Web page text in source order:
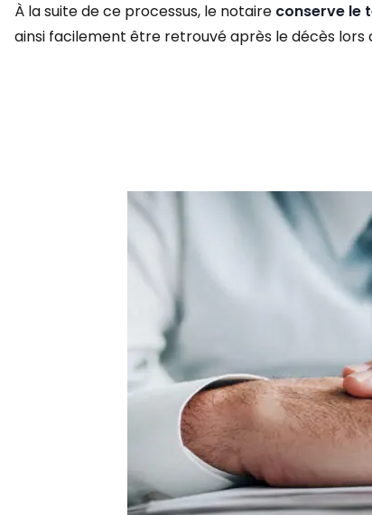
À la suite de ce processus, le notaire conserve le
ainsi facilement être retrouvé après le décès lors